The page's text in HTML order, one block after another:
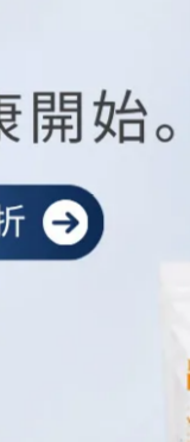
常選擇SPF30-50之
上能有效抵禦長波
黏膩的特點，不僅
。